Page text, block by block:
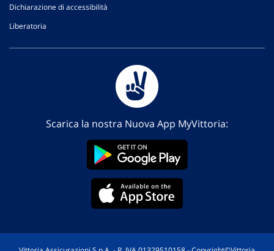
Dichiarazione di accessibilità
Liberatoria
Scarica la nostra Nuova App MyVittoria: